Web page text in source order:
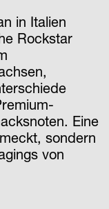
in Italien
Rockstar
Eine
sondern
von